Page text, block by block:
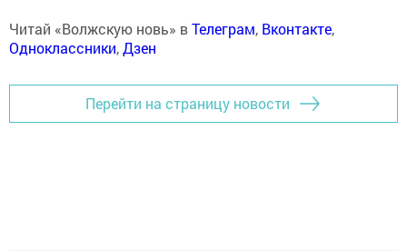
Читай «Волжскую новь» вТелеграм, Вконтакте,
Одноклассники,Дзен
Перейти на страницу новости